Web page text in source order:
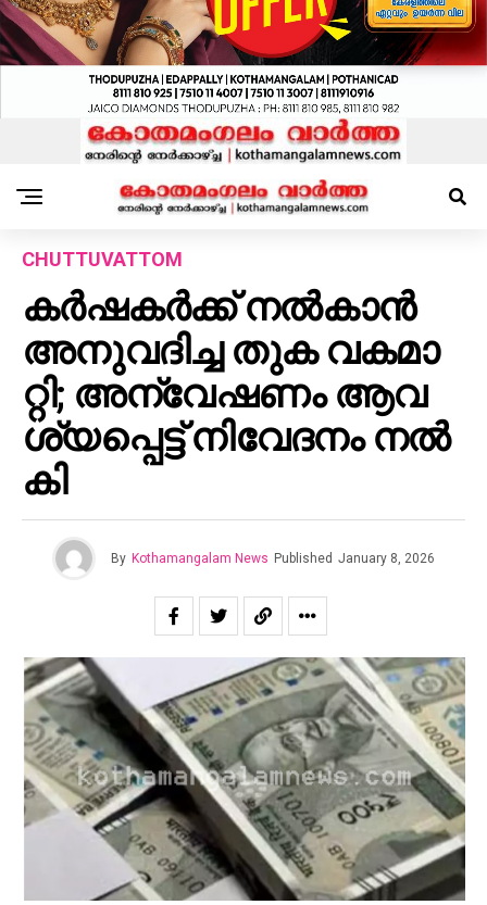
CHUTTUVATTOM
ക​ര്‍​ഷ​ക​ര്‍​ക്ക് ന​ല്‍​കാ​ന്‍
അ​നു​വ​ദി​ച്ച തു​ക വ​ക​മാ​
റ്റി; അ​ന്വേ​ഷ​ണം ആ​വ​
ശ്യ​പ്പെ​ട്ട് നി​വേ​ദ​നം ന​ൽ​
കി
By Kothamangalam News Published January 8, 2026